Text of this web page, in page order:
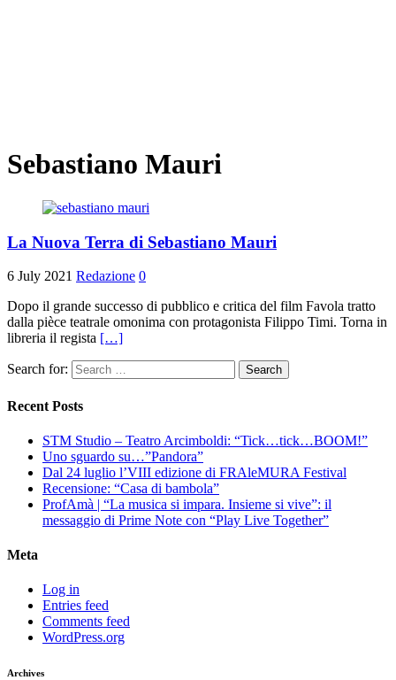
Sebastiano Mauri
La Nuova Terra di Sebastiano Mauri
6 July 2021 Redazione 0
Dopo il grande successo di pubblico e critica del film Favola tratto
dalla pièce teatrale omonima con protagonista Filippo Timi. Torna in
libreria il regista […]
Search for:
Recent Posts
STM Studio – Teatro Arcimboldi: “Tick…tick…BOOM!”
Uno sguardo su…”Pandora”
Dal 24 luglio l’VIII edizione di FRAleMURA Festival
Recensione: “Casa di bambola”
ProfAmà | “La musica si impara. Insieme si vive”: il
messaggio di Prime Note con “Play Live Together”
Meta
Log in
Entries feed
Comments feed
WordPress.org
Archives